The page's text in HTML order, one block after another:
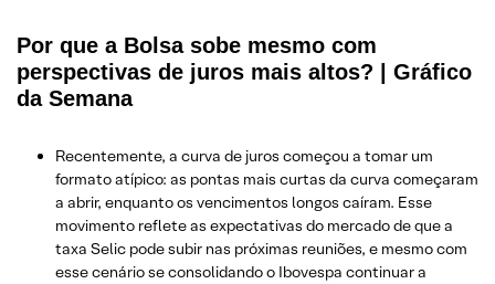
Por que a Bolsa sobe mesmo com
perspectivas de juros mais altos? | Gráfico
da Semana
Recentemente, a curva de juros começou a tomar um
formato atípico: as pontas mais curtas da curva começaram
a abrir, enquanto os vencimentos longos caíram. Esse
movimento reflete as expectativas do mercado de que a
taxa Selic pode subir nas próximas reuniões, e mesmo com
esse cenário se consolidando o Ibovespa continuar a